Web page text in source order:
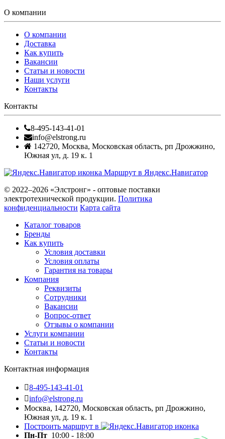
О компании
О компании
Доставка
Как купить
Вакансии
Статьи и новости
Наши услуги
Контакты
Контакты
8-495-143-41-01
info@elstrong.ru
142720, Москва, Московская область, рп Дрожжино,
Южная ул, д. 19 к. 1
Маршрут в Яндекс.Навигатор
© 2022–2026 «Элстронг» - оптовые поставки
электротехнической продукции. Политика
конфиденциальности Карта сайта
Каталог товаров
Бренды
Как купить
Условия доставки
Условия оплаты
Гарантия на товары
Компания
Реквизиты
Сотрудники
Вакансии
Вопрос-ответ
Отзывы о компании
Услуги компании
Статьи и новости
Контакты
Контактная информация
8-495-143-41-01
info@elstrong.ru
Москва, 142720, Московская область, рп Дрожжино,
Южная ул, д. 19 к. 1
Построить маршрут в
Пн-Пт 10:00 - 18:00